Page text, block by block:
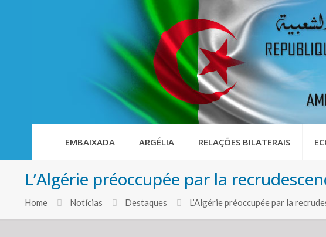
EMBAIXADA ARGÉLIA RELAÇÕES BILATERAIS
L’Algérie préoccupée par la
Home Notícias Destaques L’Algérie préoccupée par la